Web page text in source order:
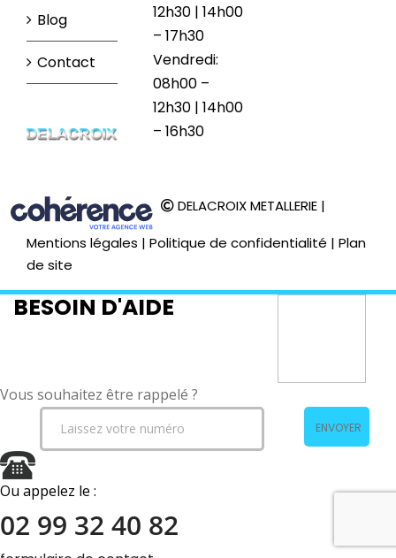
Blog
Contact
12h30 | 14h00
– 17h30
Vendredi:
08h00 –
12h30 | 14h00
– 16h30
DELACROIX METALLERIE |
Mentions légales | Politique de confidentialité | Plan
de site
BESOIN D'AIDE
Vous souhaitez être rappelé ?
ENVOYER
Ou appelez le :
02 99 32 40 82